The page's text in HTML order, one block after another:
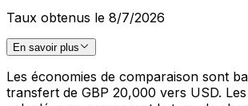
Taux obtenus le 8/7/2026
En savoir plus
Les économies de comparaison sont
transfert de GBP 20,000 vers USD.